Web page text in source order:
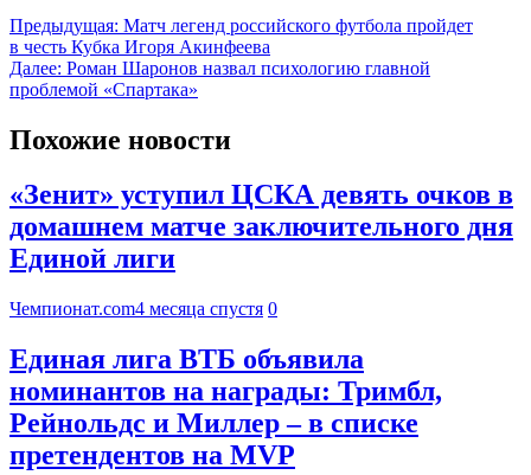
Предыдущая: Матч легенд российского футбола пройдет
в честь Кубка Игоря Акинфеева
Далее: Роман Шаронов назвал психологию главной
проблемой «Спартака»
Похожие новости
«Зенит» уступил ЦСКА девять очков в
домашнем матче заключительного дня
Единой лиги
Чемпионат.com4 месяца спустя 0
Единая лига ВТБ объявила
номинантов на награды: Тримбл,
Рейнольдс и Миллер – в списке
претендентов на MVP